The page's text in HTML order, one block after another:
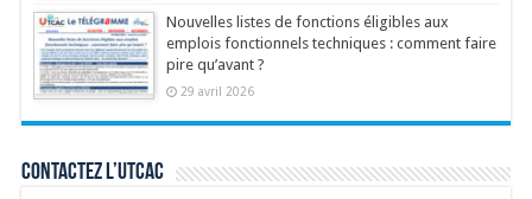
Nouvelles listes de fonctions éligibles aux
emplois fonctionnels techniques : comment faire
pire qu’avant ?
29 avril 2026
Contactez l’UTCAC